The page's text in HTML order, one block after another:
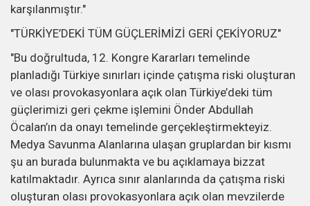
karşılanmıştır."
"TÜRKİYE’DEKİ TÜM GÜÇLERİMİZİ GERİ ÇEKİYORUZ"
"Bu doğrultuda, 12. Kongre Kararları temelinde
planladığı Türkiye sınırları içinde çatışma riski oluşturan
ve olası provokasyonlara açık olan Türkiye’deki tüm
güçlerimizi geri çekme işlemini Önder Abdullah
Öcalan’ın da onayı temelinde gerçekleştirmekteyiz.
Medya Savunma Alanlarına ulaşan gruplardan bir kısmı
şu an burada bulunmakta ve bu açıklamaya bizzat
katılmaktadır. Ayrıca sınır alanlarında da çatışma riski
oluşturan olası provokasyonlara açık olan mevzilerde